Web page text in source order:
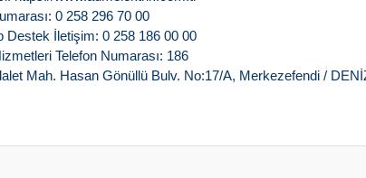
0 258 296 70 00
Destek İletişim: 0 258 186 00 00
Telefon Numarası: 186
Mah. Hasan Gönüllü Bulv. No:17/A, Merkezefendi /